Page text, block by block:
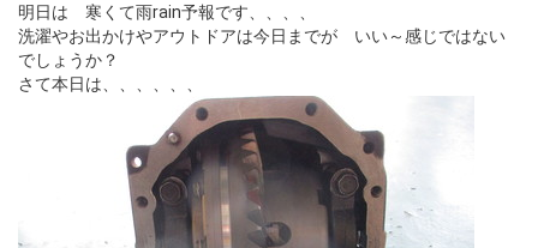
明日は 寒くて雨rain予報です、、、、
洗濯やお出かけやアウトドアは今日までが いい～感じではない
でしょうか？
さて本日は、、、、、、